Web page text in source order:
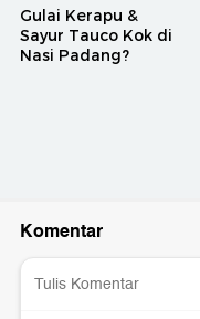
Gulai Kerapu &
Sayur Tauco Kok di
Nasi Padang?